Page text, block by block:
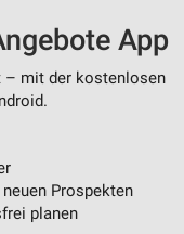
App
– mit der kostenlosen
Prospekten
planen